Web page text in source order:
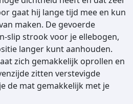
gaat hij lange tijd mee en kun
maken. De gevoerde
slip strook voor je ellebogen,
langer kunt aanhouden.
zich gemakkelijk oprollen en
zitten verstevigde
de mat gemakkelijk met je